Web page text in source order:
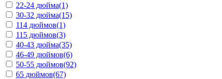
22-24 дюйма(1)
30-32 дюйма(15)
114 дюймов(1)
115 дюймов(3)
40-43 дюйма(35)
46-49 дюймов(6)
50-55 дюймов(92)
65 дюймов(67)